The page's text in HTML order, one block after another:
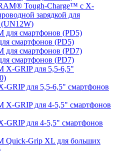
Tough-Charge™ с X-
зарядкой для
(UN12W)
смартфонов (PD5)
смартфонов (PD7)
GRIP для 5,5-6,5" смартфонов
GRIP для 4-5,5" смартфонов